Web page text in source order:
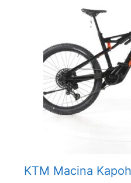
KTM Macina